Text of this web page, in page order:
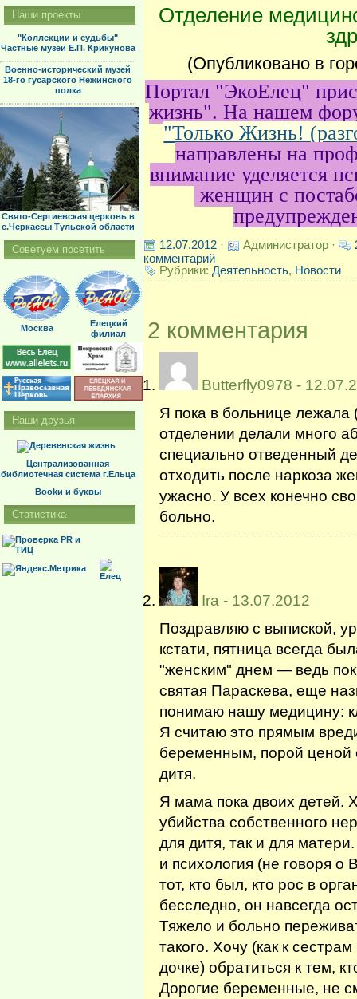
Отделение
(Опубликовано в
Портал "ЭкоЕлец"
жизнь". На нашем
"Только Жизнь!
направлены на
внимание уделяется
женщин с
12.07.2012 · Администратор ·
комментарий
Рубрики: Деятельность, Новости
2 комментария
Butterfly0978 -
Я пока в больнице лежала
отделении делали много
специально отведенный
отходить после наркоза
ужасно. У всех конечно
больно.
Ira - 13.07.2012
Поздравляю с выпиской,
кстати, пятница всегда
"женским" днем — ведь
святая Параскева, еще
понимаю нашу медицину:
Я считаю это прямым
беременным, порой ценой
дитя.
Я мама пока двоих детей.
убийства собственного
для дитя, так и для
и психология (не говоря
тот, кто был, кто рос в
бесследно, он навсегда
Тяжело и больно
такого. Хочу (как к
дочке) обратиться к тем,
Дорогие беременные, не
Наши проекты
"Коллекции и судьбы"
Частные музеи Е.П. Крикунова
Военно-исторический музей
18-го гусарского Нежинского
полка
Свято-Сергиевская церковь в
с.Черкассы Тульской области
Советуем посетить
Москва
Елецкий
филиал
Наши друзья
Централизованная
библиотечная система г.Ельца
Bookи и буквы
Статистика